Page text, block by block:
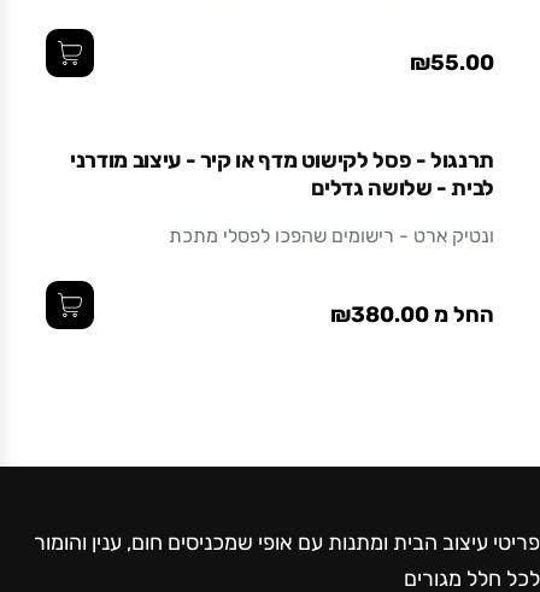
₪55.00
תרנגול - פסל לקישוט מדף או קיר - עיצוב מודרני
לבית - שלושה גדלים
ונטיק ארט - רישומים שהפכו לפסלי מתכת
החל מ ₪380.00
פריטי עיצוב הבית ומתנות עם אופי שמכניסים חום, ענין והומור
לכל חלל מגורים